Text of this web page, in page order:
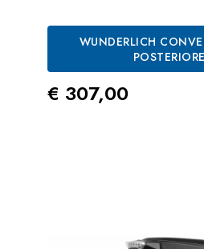
WUNDERLICH
Prezzo
€ 307,00